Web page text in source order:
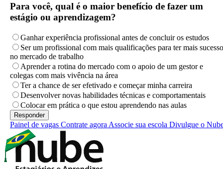
Para você, qual é o maior benefício de fazer um
estágio ou aprendizagem?
Ganhar experiência profissional antes de concluir os estudos
Ser um profissional com mais qualificações para ter mais sucesso
no mercado de trabalho
Aprender a rotina do mercado com o apoio de um gestor e
colegas com mais vivência na área
Ter a chance de ser efetivado e começar minha carreira
Desenvolver novas habilidades técnicas e comportamentais
Colocar em prática o que estou aprendendo nas aulas
Painel de vagas Contrate agora Associe sua escola Divulgue o